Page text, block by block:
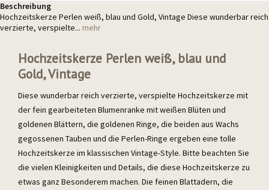
Beschreibung
Hochzeitskerze Perlen weiß, blau und Gold, Vintage Diese wunderbar reich
verzierte, verspielte... mehr
Hochzeitskerze Perlen weiß, blau und
Gold, Vintage
Diese wunderbar reich verzierte, verspielte Hochzeitskerze mit
der fein gearbeiteten Blumenranke mit weißen Blüten und
goldenen Blättern, die goldenen Ringe, die beiden aus Wachs
gegossenen Tauben und die Perlen-Ringe ergeben eine tolle
Hochzeitskerze im klassischen Vintage-Style. Bitte beachten Sie
die vielen Kleinigkeiten und Details, die diese Hochzeitskerze zu
etwas ganz Besonderem machen. Die feinen Blattadern, die